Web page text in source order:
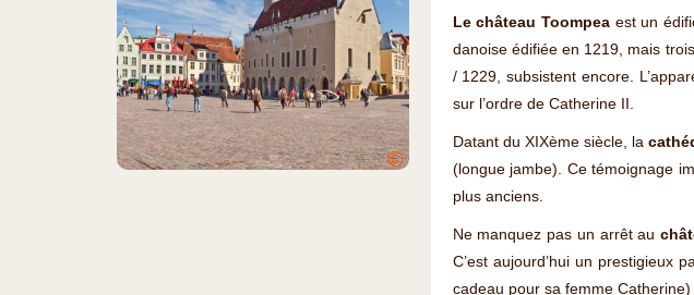
©
Le château Toompeaest un
danoise édifiée en 1219, mais
/ 1229, subsistent encore.
sur l’ordre de Catherine II.
Datant du XIXème siècle, la
(longue jambe). Ce témoignage
plus anciens.
Ne manquez pas un arrêt au
C’est aujourd’hui un prestigieux
cadeau pour sa femme